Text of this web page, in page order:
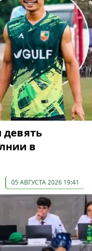
девять
в
05 АВГУСТА 2026 19:41